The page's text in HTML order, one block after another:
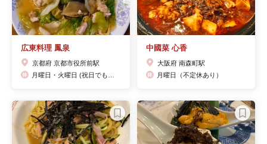
広東料理 鳳泉
京都府 京都市役所前駅
中國菜 心香
大阪府 南森町駅
月曜日（不定休あり）